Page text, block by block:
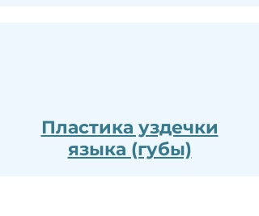
Пластика уздечки
языка (губы)